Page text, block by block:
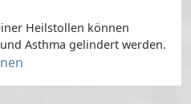
Heilstollen können
Asthma gelindert werden.